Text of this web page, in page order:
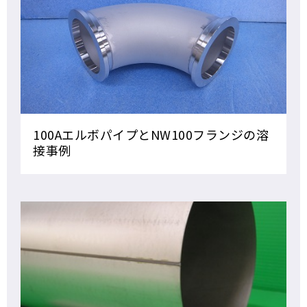
100AエルボパイプとNW100フランジの溶
接事例